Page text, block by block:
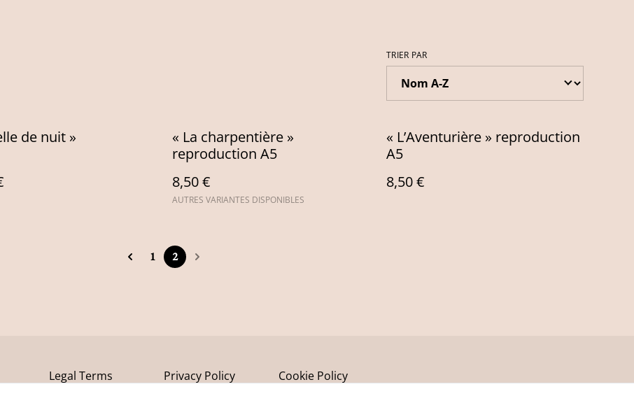
TRIER PAR
de nuit »
« La charpentière »
reproduction A5
8,50 €
AUTRES VARIANTES DISPONIBLES
« L’Aventurière » reproduction
A5
8,50 €
1 2
Legal Terms Privacy Policy Cookie Policy